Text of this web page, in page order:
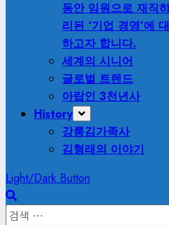
동안 임원으로 재직
리된 ‘기업 경영’에
하고자 합니다.
세계의 시니어
글로벌 트렌드
아랍인 3천년사
History
강릉김가족사
김형래의 이야기
Light/Dark Button
검